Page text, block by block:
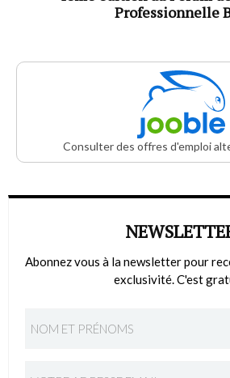
Professionnelle
Consulter des offres d'emploi
Abonnez vous à la newsletter pour
exclusivité. C'est